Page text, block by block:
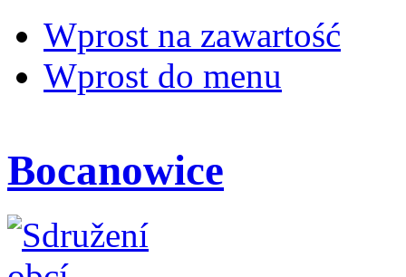
Wprost na zawartość
Wprost do menu
Bocanowice